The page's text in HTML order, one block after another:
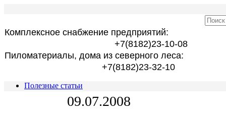
Комплексное снабжение предприятий:
+7(8182)23-10-08
Пиломатериалы, дома из северного леса:
+7(8182)23-32-10
Полезные статьи
09.07.2008